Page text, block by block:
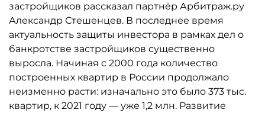
застройщиков рассказал партнёр Арбитраж.ру
Александр Стешенцев. В последнее время
актуальность защиты инвестора в рамках дел о
банкротстве застройщиков существенно
выросла. Начиная с 2000 года количество
построенных квартир в России продолжало
неизменно расти: изначально это было 373 тыс.
квартир, к 2021 году — уже 1,2 млн. Развитие